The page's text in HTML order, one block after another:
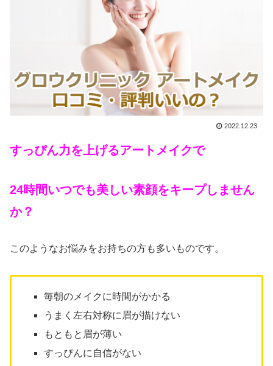
2022.12.23
すっぴん力を上げるアートメイクで
24時間いつでも美しい素顔をキープしません
か？
このようなお悩みをお持ちの方も多いものです。
毎朝のメイクに時間がかかる
うまく左右対称に眉が描けない
もともと眉が薄い
すっぴんに自信がない